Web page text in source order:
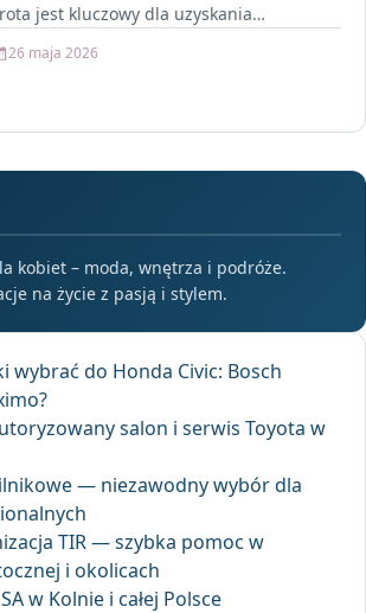
jest kluczowy dla uzyskania
26 maja 2026
kobiet – moda, wnętrza i podróże.
na życie z pasją i stylem.
wybrać do Honda Civic: Bosch
salon i serwis Toyota w
— niezawodny wybór dla
TIR — szybka pomoc w
i okolicach
w Kolnie i całej Polsce